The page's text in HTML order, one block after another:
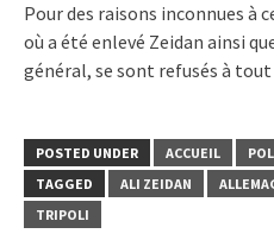
Pour des raisons inconnues à
où a été enlevé Zeidan ainsi
général, se sont refusés à
POSTED UNDER ACCUEIL
TAGGED
ALI ZEIDAN
TRIPOLI